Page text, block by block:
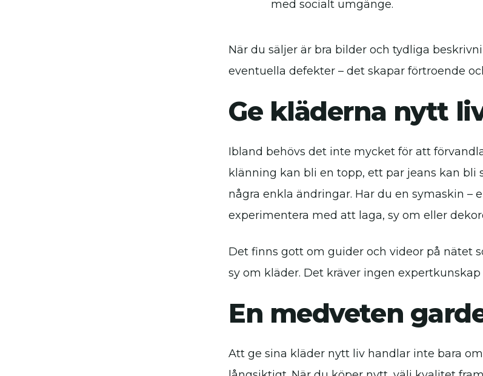
med socialt umgänge.
När du säljer är bra bilder och tydliga
eventuella defekter – det skapar förtroende
Ge kläderna nytt
Ibland behövs det inte mycket för att
klänning kan bli en topp, ett par jeans kan bli
några enkla ändringar. Har du en symaskin –
experimentera med att laga, sy om eller
Det finns gott om guider och videor på nätet
sy om kläder. Det kräver ingen
En medveten
Att ge sina kläder nytt liv handlar inte bara